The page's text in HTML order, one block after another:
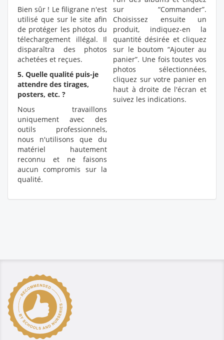
Bien sûr ! Le filigrane n'est
utilisé que sur le site afin
de protéger les photos du
télechargement illégal. Il
disparaîtra des photos
achetées et reçues.
5. Quelle qualité puis-je
attendre des tirages,
posters, etc. ?
Nous travaillons
uniquement avec des
outils professionnels,
nous n'utilisons que du
matériel hautement
reconnu et ne faisons
aucun compromis sur la
qualité.
sur “Commander”.
Choisissez ensuite un
produit, indiquez-en la
quantité désirée et cliquez
sur le boutom “Ajouter au
panier”. Une fois toutes vos
photos sélectionnées,
cliquez sur votre panier en
haut à droite de l'écran et
suivez les indications.